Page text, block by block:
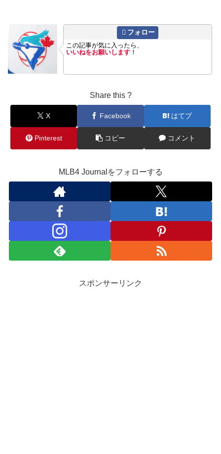
フォロー
この記事が気に入ったら、
いいねをお願いします ！
Share this ?
X Facebook はてブ
Pinterest コピー コメント
MLB4 Journalをフォローする
スポンサーリンク